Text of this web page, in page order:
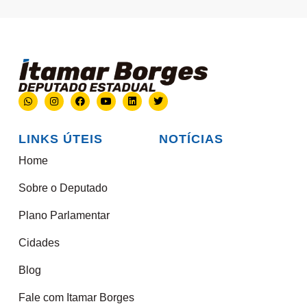
LINKS ÚTEIS
Home
Sobre o Deputado
Plano Parlamentar
Cidades
Blog
Fale com Itamar Borges
NOTÍCIAS